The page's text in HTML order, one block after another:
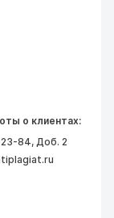
о клиентах:
84, Доб. 2